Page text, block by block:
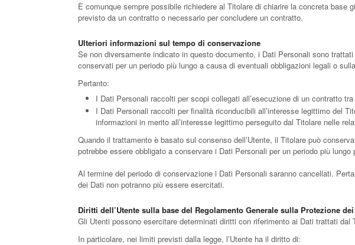
È comunque sempre possibile richiedere al Titolare di chiarire la concreta
previsto da un contratto o necessario per concludere un contratto.
Ulteriori informazioni sul tempo di conservazione
Se non diversamente indicato in questo documento, i Dati Personali sono
conservati per un periodo più lungo a causa di eventuali obbligazioni legali o
Pertanto:
I Dati Personali raccolti per scopi collegati all’esecuzione di un contratto
I Dati Personali raccolti per finalità riconducibili all’interesse legittimo del
informazioni in merito all’interesse legittimo perseguito dal Titolare nelle
Quando il trattamento è basato sul consenso dell’Utente, il Titolare può
potrebbe essere obbligato a conservare i Dati Personali per un periodo più
Al termine del periodo di conservazione i Dati Personali saranno cancellati.
dei Dati non potranno più essere esercitati.
Diritti dell’Utente sulla base del Regolamento Generale sulla Protezione dei
Gli Utenti possono esercitare determinati diritti con riferimento ai Dati trattati dal
In particolare, nei limiti previsti dalla legge, l’Utente ha il diritto di: